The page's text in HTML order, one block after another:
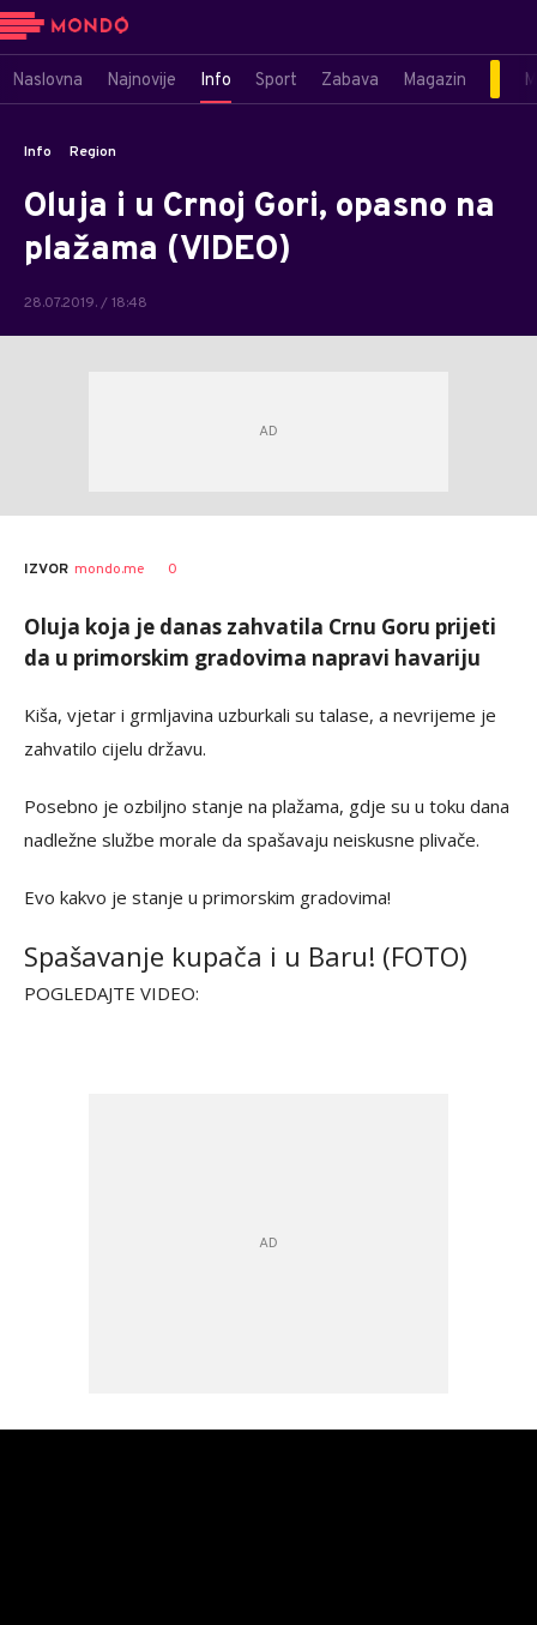
Naslovna Najnovije Info Sport Zabava Magazin
Info Region
Oluja i u Crnoj Gori, opasno na
plažama (VIDEO)
28.07.2019. / 18:48
IZVOR mondo.me 0
Oluja koja je danas zahvatila Crnu Goru prijeti
da u primorskim gradovima napravi havariju
Kiša, vjetar i grmljavina uzburkali su talase, a nevrijeme je
zahvatilo cijelu državu.
Posebno je ozbiljno stanje na plažama, gdje su u toku dana
nadležne službe morale da spašavaju neiskusne plivače.
Evo kakvo je stanje u primorskim gradovima!
Spašavanje kupača i u Baru! (FOTO)
POGLEDAJTE VIDEO: